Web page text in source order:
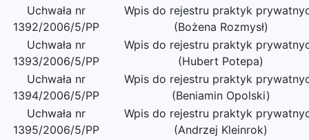
Uchwała nr
1392/2006/5/PP
Wpis do rejestru praktyk
(Bożena Rozmysł)
Uchwała nr
1393/2006/5/PP
Wpis do rejestru praktyk
(Hubert Potepa)
Uchwała nr
1394/2006/5/PP
Wpis do rejestru praktyk
(Beniamin Opolski)
Uchwała nr
1395/2006/5/PP
Wpis do rejestru praktyk
(Andrzej Kleinrok)